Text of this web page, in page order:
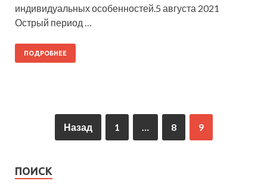
индивидуальных особенностей.5 августа 2021
Острый период …
ПОДРОБНЕЕ
Назад 1 8 9
ПОИСК